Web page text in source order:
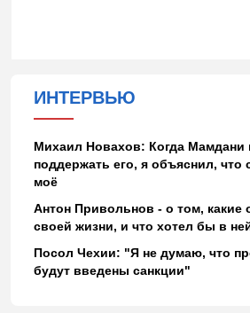
ИНТЕРВЬЮ
Михаил Новахов: Когда Мамдани
поддержать его, я объяснил, что
моё
Антон Привольнов - о том, какие
своей жизни, и что хотел бы в
Посол Чехии: "Я не думаю, что
будут введены санкции"